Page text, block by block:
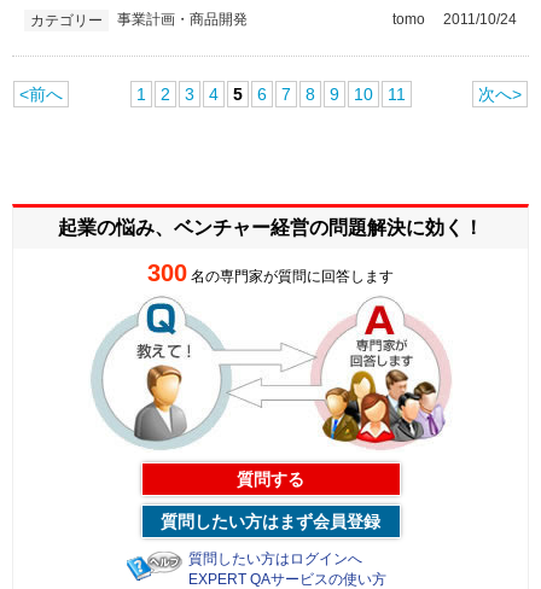
カテゴリー 事業計画・商品開発 2011/10/24
tomo
<前へ 1 2 3 4 5 6 7 8 9 10 11 次へ>
起業の悩み、ベンチャー経営の問題解決に効く！
300 名の専門家が質問に回答します
質問する
質問したい方はまず会員登録
質問したい方はログインへ
EXPERT QAサービスの使い方